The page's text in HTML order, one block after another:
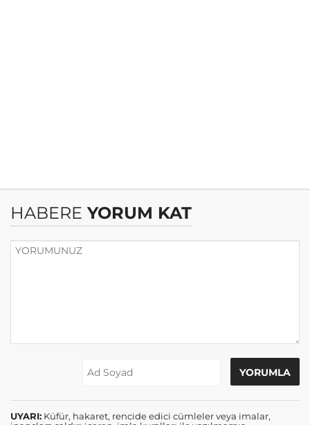
HABERE YORUM KAT
UYARI: Küfür, hakaret, rencide edici cümleler veya imalar,